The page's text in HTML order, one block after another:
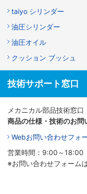
taiyo シリンダー
油圧シリンダー
油圧オイル
クッション ブッシュ
技術サポート窓口
メカニカル部品技術窓口
商品の仕様・技術のお問
Webお問い合わせフォ
営業時間：9:00～18:00
※お問い合わせフォーム